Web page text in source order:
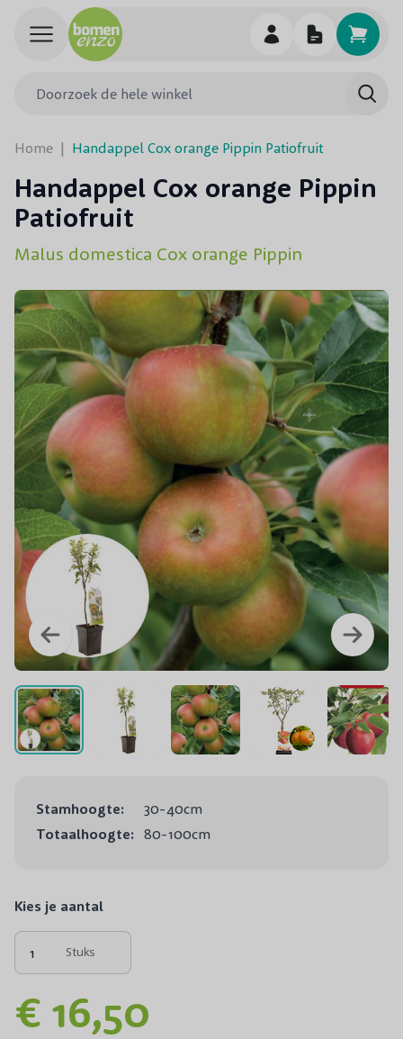
Ga naar de inhoud
Home | Handappel Cox orange Pippin Patiofruit
Handappel Cox orange Pippin
Patiofruit
Malus domestica Cox orange Pippin
Stamhoogte:
30-40cm
Totaalhoogte: 80-100cm
Kies je aantal
Stuks
€ 16,50